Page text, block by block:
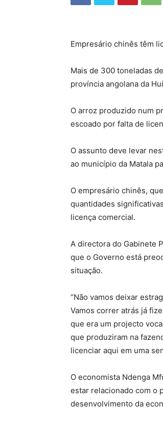
Empresário chinês têm
Mais de 300 toneladas
província angolana da
O arroz produzido num
escoado por falta de
O assunto deve levar
ao município da Matala
O empresário chinês,
quantidades
licença comercial.
A directora do Gabinete
que o Governo está
situação.
“Não vamos deixar
Vamos correr atrás já
que era um projecto
que produziram na
licenciar aqui em uma
O economista Ndenga
estar relacionado com o
desenvolvimento da